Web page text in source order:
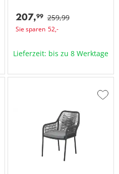
259,99
207,99
52,-
Sie sparen
Lieferzeit: bis zu 8 Werktage
Zur